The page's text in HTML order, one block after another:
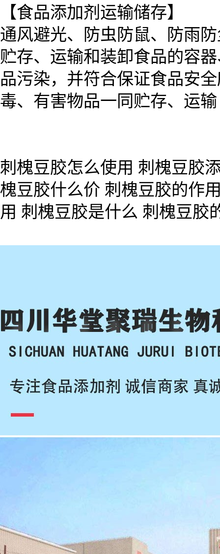
【食品添加剂运输储存】
通风避光、防虫防鼠、防雨
贮存、运输和装卸食品的容
品污染，并符合保证食品安
毒、有害物品一同贮存、运输
刺槐豆胶怎么使用 刺槐豆胶
槐豆胶什么价 刺槐豆胶的作
用 刺槐豆胶是什么 刺槐豆